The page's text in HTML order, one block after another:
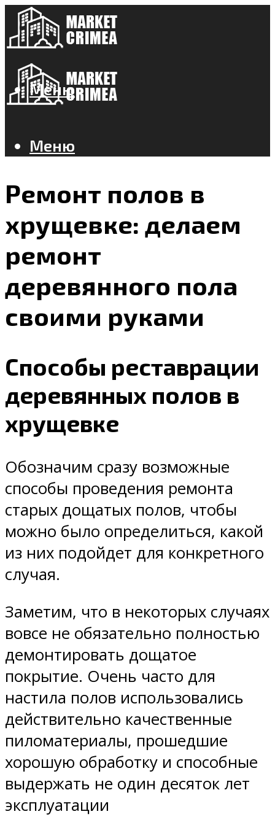
Меню
Меню
Ремонт полов в
хрущевке: делаем
ремонт
деревянного пола
своими руками
Способы реставрации
деревянных полов в
хрущевке
Обозначим сразу возможные
способы проведения ремонта
старых дощатых полов, чтобы
можно было определиться, какой
из них подойдет для конкретного
случая.
Заметим, что в некоторых случаях
вовсе не обязательно полностью
демонтировать дощатое
покрытие. Очень часто для
настила полов использовались
действительно качественные
пиломатериалы, прошедшие
хорошую обработку и способные
выдержать не один десяток лет
эксплуатации